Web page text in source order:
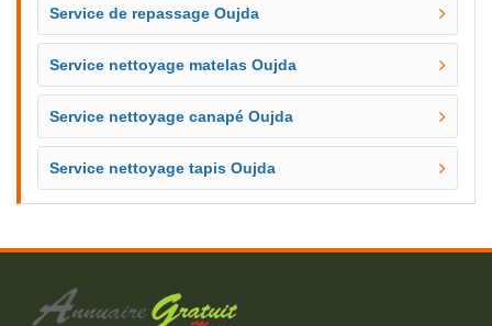
Service de repassage Oujda
Service nettoyage matelas Oujda
Service nettoyage canapé Oujda
Service nettoyage tapis Oujda